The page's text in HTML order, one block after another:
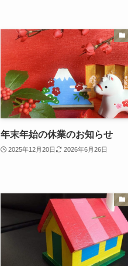
年末年始の休業のお知らせ
2025年12月20日 2026年6月26日